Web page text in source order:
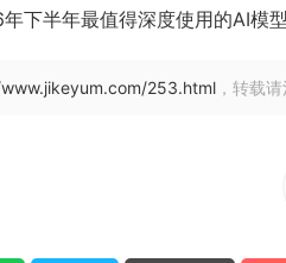
下半年最值得深度使用的AI模型
253.html ，转载